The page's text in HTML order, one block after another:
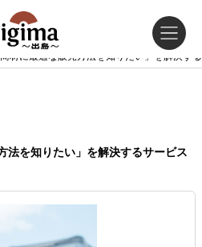
商材に最適な販売方法を知りたい」を解決す
法を知りたい」を解決するサービス